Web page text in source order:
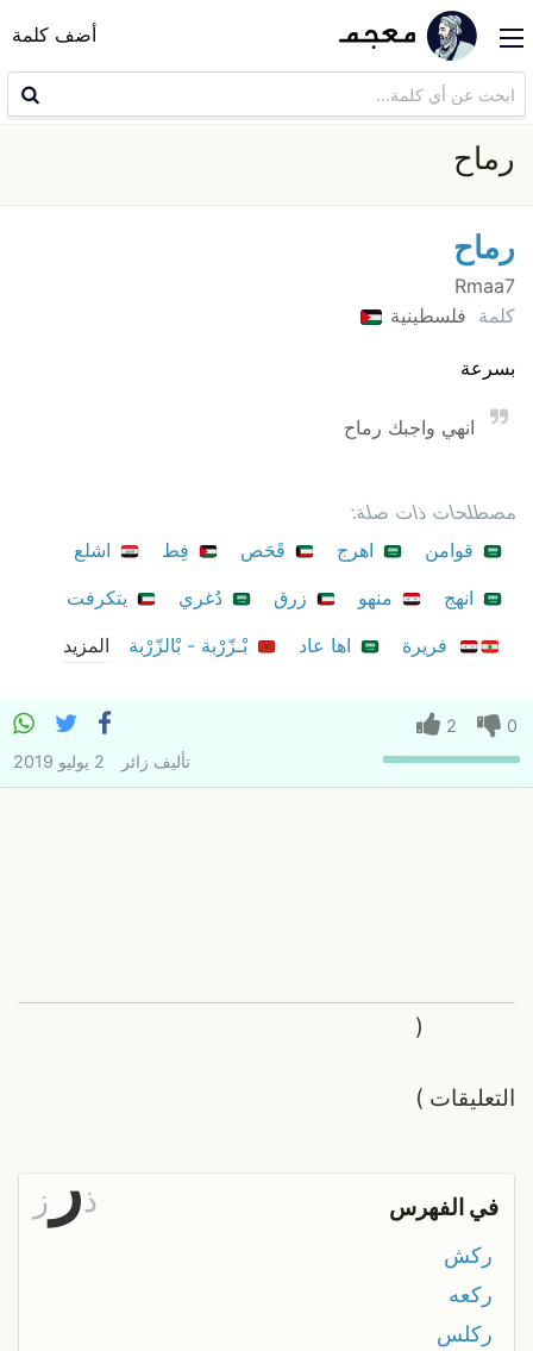
أضف كلمة
رماح
رماح
Rmaa7
كلمة فلسطينية
بسرعة
انهي واجبك رماح
مصطلحات ذات صلة:
قوامن
اهرج قَحَص فِط
اشلع
انهج
منهو زرق دُغري
يتكرفت
فريرة
اها عاد بْـزّرْبة - بْالزّرْبة المزيد
0
2
تأليف زائر 2 يوليو 2019
التعليقات
(
)
في الفهرس ذر ز
ركش
ركعه
ركلس